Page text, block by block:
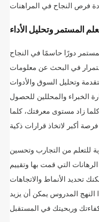
المستمر وتحليل الأداء
دورًا حاسمًا في النجاح
في البحث عن معلومات
وتحليل السوق والأدوات
الخبراء والمحللين للحصول
زاد مستوى معرفتك، كلما
للتعلم من التجارب وتحسين
التي قمت بها وتقييم
تحديد الأنماط والاتجاهات
النهج المدروس يمكن أن يزيد